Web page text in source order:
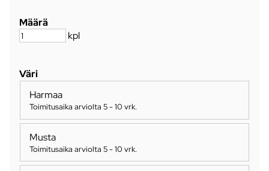
Määrä
kpl
Väri
Harmaa
Toimitusaika arviolta 5 - 10 vrk.
Musta
Toimitusaika arviolta 5 - 10 vrk.